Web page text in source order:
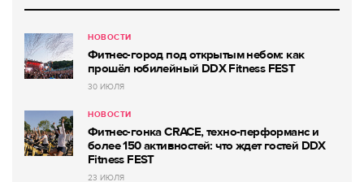
НОВОСТИ
Фитнес-город под открытым небом: как
прошёл юбилейный DDX Fitness FEST
30 ИЮЛЯ
НОВОСТИ
Фитнес-гонка CRACE, техно-перформанс и
более 150 активностей: что ждет гостей DDX
Fitness FEST
23 ИЮЛЯ